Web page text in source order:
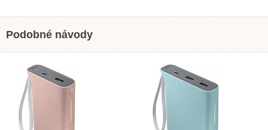
Podobné návody